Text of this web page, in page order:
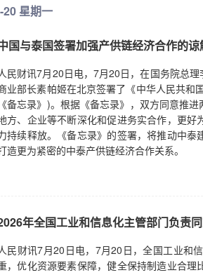
星期一
国与泰国签署加强产供链经济合作的
民财讯7月20日电，7月20日，在国务院总
业部长素帕姬在北京签署了《中华人民共和
《备忘录》)。根据《备忘录》，双方同意推
方、企业等不断深化和促进务实合作，更
持续释放。《备忘录》的签署，将推动中
造更为紧密的中泰产供链经济合作关系。
年全国工业和信息化主管部门负责
民财讯7月20日电，7月20日，全国工业和
，优化资源要素保障，健全保持制造业合